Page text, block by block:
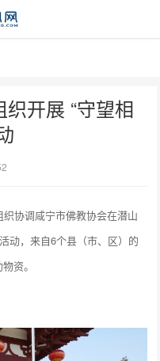
开展 “守望相
协调咸宁市佛教协会在潜山
动，来自6个县（市、区）的
资。